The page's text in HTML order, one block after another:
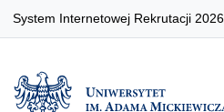
System Internetowej Rekrutacji